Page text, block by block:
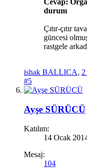
Cevap:
durum
Çıtır-çıtır
güncesi
rastgele
ishak BALLICA,
#5
Ayşe SÜRÜCÜ
Katılım:
14 Ocak
Mesaj:
104